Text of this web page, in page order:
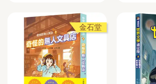
金石堂